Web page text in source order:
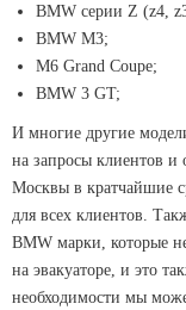
BMW серии Z (z4,
BMW M3;
M6 Grand Coupe;
BMW 3 GT;
И многие другие
на запросы клиентов и
Москвы в кратчайшие
для всех клиентов.
BMW марки, которые
на эвакуаторе, и это
необходимости мы